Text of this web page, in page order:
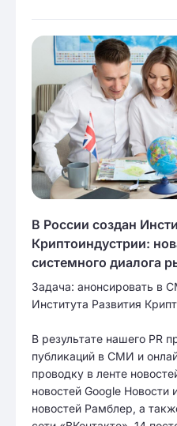
В России создан
Криптоиндустрии:
системного диалога
Задача: анонсировать в
Института Развития
В результате нашего PR
публикаций в СМИ и
проводку в ленте
новостей Google Новости
новостей Рамблер, а